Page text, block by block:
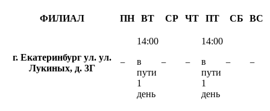
ФИЛИАЛ ПН ВТ СР ЧТ ПТ СБ ВС
г. Екатеринбург ул. ул.
Лукиных, д. 3Г
−
14:00
в
пути
1
день
− −
14:00
в
пути
1
день
− −